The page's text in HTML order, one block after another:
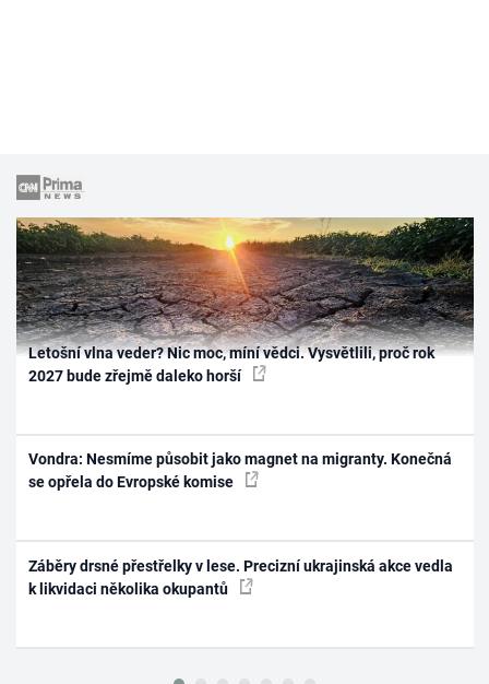
Letošní vlna veder? Nic moc, míní vědci. Vysvětlili, proč rok
2027 bude zřejmě daleko horší
Vondra: Nesmíme působit jako magnet na migranty. Konečná
se opřela do Evropské komise
Záběry drsné přestřelky v lese. Precizní ukrajinská akce vedla
k likvidaci několika okupantů